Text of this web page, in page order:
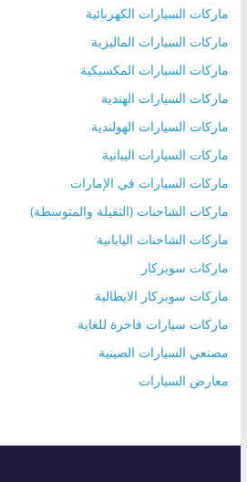
ماركات السيارات الكهربائية
ماركات السيارات الماليزية
ماركات السيارات المكسيكية
ماركات السيارات الهندية
ماركات السيارات الهولندية
ماركات السيارات اليبانية
ماركات السيارات في الإمارات
ماركات الشاحنات (الثقيلة والمتوسطة)
ماركات الشاحنات اليابانية
ماركات سوبركار
ماركات سوبركار الايطالية
ماركات سيارات فاخرة للغاية
مصنعي السيارات الصينية
معارض السيارات